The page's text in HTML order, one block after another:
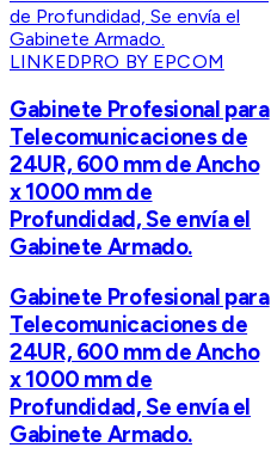
LINKEDPRO BY EPCOM
Gabinete Profesional para
Telecomunicaciones de
24UR, 600 mm de Ancho
x 1000 mm de
Profundidad, Se envía el
Gabinete Armado.
Gabinete Profesional para
Telecomunicaciones de
24UR, 600 mm de Ancho
x 1000 mm de
Profundidad, Se envía el
Gabinete Armado.